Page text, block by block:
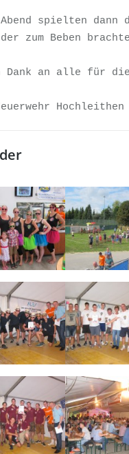
Abend spielten
zum Beben
Dank an alle für
Hochleithen